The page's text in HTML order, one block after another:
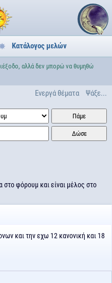
Κατάλογος μελών
αλλά δεν μπορώ να θυμηθώ
Ενεργά θέματα Ψάξε...
στο φόρουμ και είναι μέλος στο
και την εχω 12 κανονική και 18